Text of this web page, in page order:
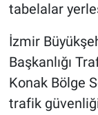
tabelalar
İzmir
Başkanlığı
Konak Bölge
trafik